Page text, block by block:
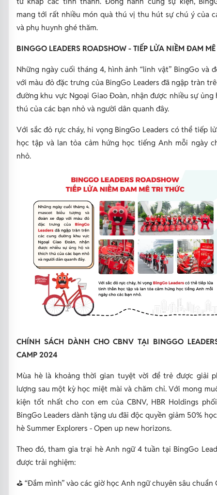
mang tới rất nhiều món quà thú vị thu hút sự chú ý của
và phụ huynh ghé thăm.
BINGGO LEADERS ROADSHOW - TIẾP LỬA NIỀM ĐAM MÊ
Những ngày cuối tháng 4, hình ảnh “linh vật” BingGo và
với màu đỏ đặc trưng của BingGo Leaders đã ngập tràn
đường khu vực Ngoại Giao Đoàn, nhận được nhiều sự ủng
thú của các bạn nhỏ và người dân quanh đây.
Với sắc đỏ rực cháy, hi vọng BingGo Leaders có thể tiếp
học tập và lan tỏa cảm hứng học tiếng Anh mỗi ngày
nhỏ.
CHÍNH SÁCH DÀNH CHO CBNV TẠI BINGGO
CAMP 2024
Mùa hè là khoảng thời gian tuyệt vời để trẻ được giải
lượng sau một kỳ học miệt mài và chăm chỉ. Với mong
kiện tốt nhất cho con em của CBNV, HBR Holdings
BingGo Leaders dành tặng ưu đãi độc quyền giảm 50%
hè Summer Explorers - Open up new horizons.
Theo đó, tham gia trại hè Anh ngữ 4 tuần tại BingGo
được trải nghiệm:
⛳️ “Đắm mình” vào các giờ học Anh ngữ chuyên sâu